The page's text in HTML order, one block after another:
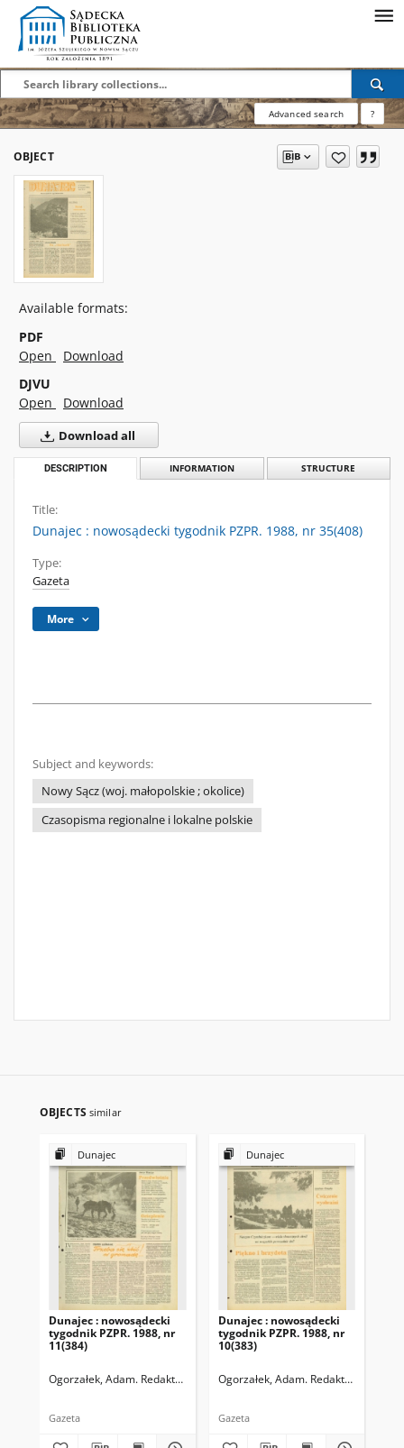
Advanced search ?
OBJECT
Available formats:
PDF
Open
Download
DJVU
Open
Download
Download all
DESCRIPTION INFORMATION STRUCTURE
Title:
Dunajec : nowosądecki tygodnik PZPR. 1988, nr 35(408)
Type:
Gazeta
More
Subject and keywords:
Nowy Sącz (woj. małopolskie ; okolice)
Czasopisma regionalne i lokalne polskie
OBJECTS similar
Dunajec
Dunajec : nowosądecki
tygodnik PZPR. 1988, nr
11(384)
Ogorzałek, Adam. Redaktor naczelny
Gazeta
Dunajec
Dunajec : nowosądecki
tygodnik PZPR. 1988, nr
10(383)
Ogorzałek, Adam. Redaktor naczelny
Gazeta